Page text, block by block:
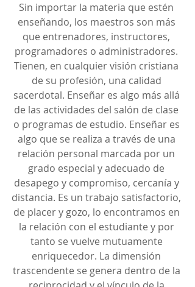
Sin importar la materia que estén
enseñando, los maestros son más
que entrenadores, instructores,
programadores o administradores.
Tienen, en cualquier visión cristiana
de su profesión, una calidad
sacerdotal. Enseñar es algo más allá
de las actividades del salón de clase
o programas de estudio. Enseñar es
algo que se realiza a través de una
relación personal marcada por un
grado especial y adecuado de
desapego y compromiso, cercanía y
distancia. Es un trabajo satisfactorio,
de placer y gozo, lo encontramos en
la relación con el estudiante y por
tanto se vuelve mutuamente
enriquecedor. La dimensión
trascendente se genera dentro de la